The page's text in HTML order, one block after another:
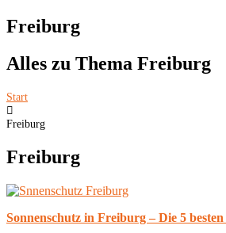
Freiburg
Alles zu Thema Freiburg
Start
Freiburg
Freiburg
Sonnenschutz in Freiburg – Die 5